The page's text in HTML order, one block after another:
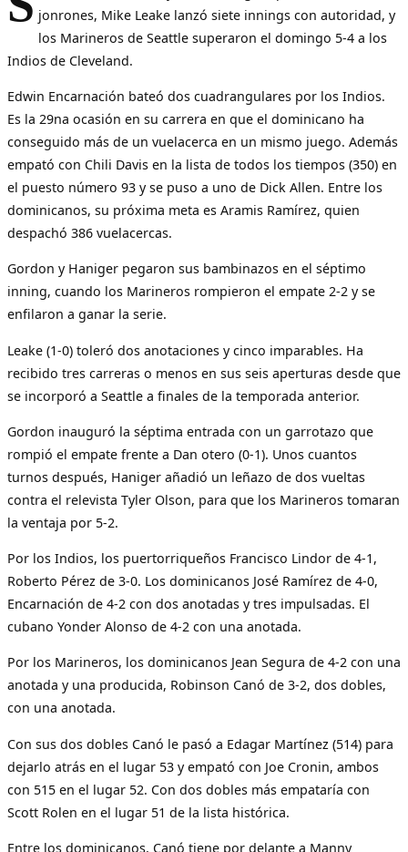
jonrones, Mike Leake lanzó siete innings con autoridad, y
los Marineros de Seattle superaron el domingo 5-4 a los
Indios de Cleveland.
Edwin Encarnación bateó dos cuadrangulares por los Indios.
Es la 29na ocasión en su carrera en que el dominicano ha
conseguido más de un vuelacerca en un mismo juego. Además
empató con Chili Davis en la lista de todos los tiempos (350) en
el puesto número 93 y se puso a uno de Dick Allen. Entre los
dominicanos, su próxima meta es Aramis Ramírez, quien
despachó 386 vuelacercas.
Gordon y Haniger pegaron sus bambinazos en el séptimo
inning, cuando los Marineros rompieron el empate 2-2 y se
enfilaron a ganar la serie.
Leake (1-0) toleró dos anotaciones y cinco imparables. Ha
recibido tres carreras o menos en sus seis aperturas desde que
se incorporó a Seattle a finales de la temporada anterior.
Gordon inauguró la séptima entrada con un garrotazo que
rompió el empate frente a Dan otero (0-1). Unos cuantos
turnos después, Haniger añadió un leñazo de dos vueltas
contra el relevista Tyler Olson, para que los Marineros tomaran
la ventaja por 5-2.
Por los Indios, los puertorriqueños Francisco Lindor de 4-1,
Roberto Pérez de 3-0. Los dominicanos José Ramírez de 4-0,
Encarnación de 4-2 con dos anotadas y tres impulsadas. El
cubano Yonder Alonso de 4-2 con una anotada.
Por los Marineros, los dominicanos Jean Segura de 4-2 con una
anotada y una producida, Robinson Canó de 3-2, dos dobles,
con una anotada.
Con sus dos dobles Canó le pasó a Edagar Martínez (514) para
dejarlo atrás en el lugar 53 y empató con Joe Cronin, ambos
con 515 en el lugar 52. Con dos dobles más empataría con
Scott Rolen en el lugar 51 de la lista histórica.
Entre los dominicanos, Canó tiene por delante a Manny